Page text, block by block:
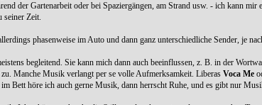
der Gartenarbeit oder bei Spaziergängen, am Strand usw. - ich kann
seiner Zeit.
phasenweise im Auto und dann ganz unterschiedliche Sender, je
begleitend. Sie kann mich dann auch beeinflussen, z. B. in der
Manche Musik verlangt per se volle Aufmerksamkeit. Liberas Voca Me
Bett höre ich auch gerne Musik, dann herrscht Ruhe, und es gibt nur